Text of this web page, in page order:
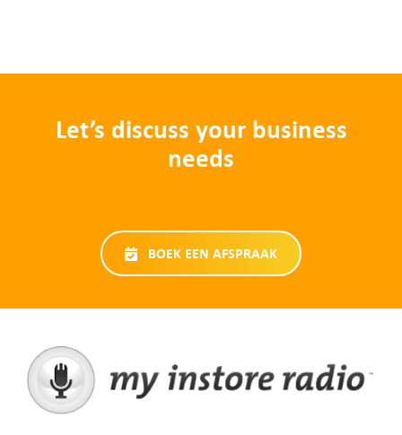
Let’s discuss your business
needs
BOEK EEN AFSPRAAK